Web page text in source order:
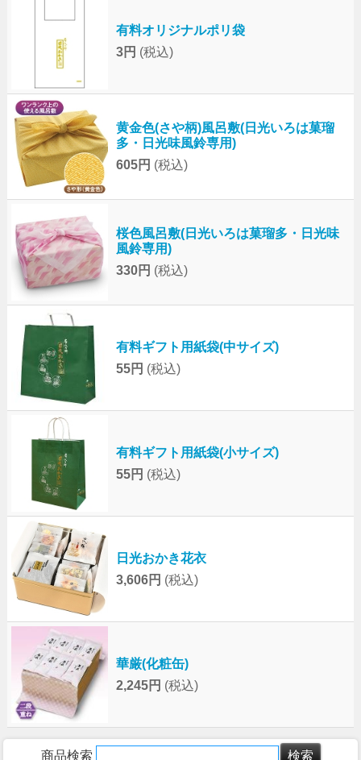
有料オリジナルポリ袋
3円 (税込)
黄金色(さや柄)風呂敷(日光いろは菓瑠
多・日光味風鈴専用)
605円 (税込)
桜色風呂敷(日光いろは菓瑠多・日光味
風鈴専用)
330円 (税込)
有料ギフト用紙袋(中サイズ)
55円 (税込)
有料ギフト用紙袋(小サイズ)
55円 (税込)
日光おかき花衣
3,606円 (税込)
華厳(化粧缶)
2,245円 (税込)
商品検索